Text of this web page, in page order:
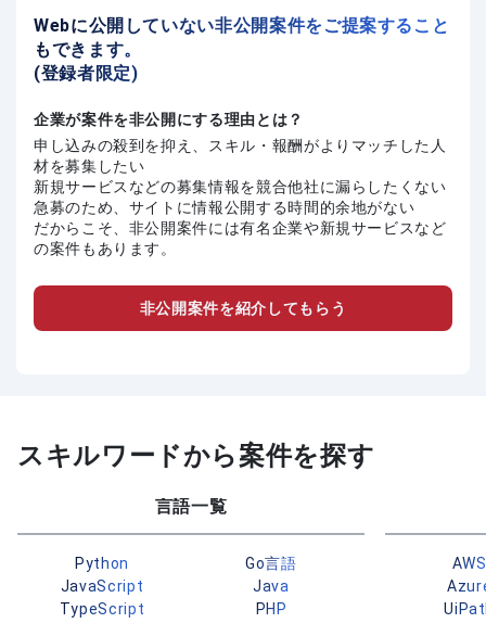
Webに公開していない非公開案件をご提案すること
もできます。
(登録者限定)
企業が案件を非公開にする理由とは？
申し込みの殺到を抑え、スキル・報酬がよりマッチした人
材を募集したい
新規サービスなどの募集情報を競合他社に漏らしたくない
急募のため、サイトに情報公開する時間的余地がない
だからこそ、非公開案件には有名企業や新規サービスなど
の案件もあります。
非公開案件を紹介してもらう
スキルワードから案件を探す
言語一覧
Python
Go言語
JavaScript
Java
TypeScript
PHP
AWS